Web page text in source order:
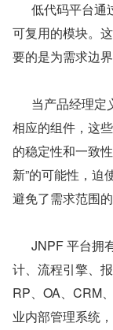
可复用的模块。
要的是为需求边
相应的组件，这
的稳定性和一致
新”的可能性，迫
避免了需求范围的
计、流程引擎、
RP、OA、CRM
业内部管理系统